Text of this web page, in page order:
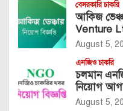
বেসরকারি চাকরি
আকিজ
Venture
August 5,
এনজিও চাকরি
চলমান
নিয়োগ
August 5,